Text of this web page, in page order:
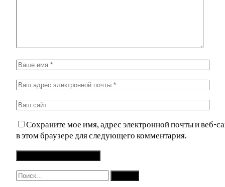
Сохраните мое имя, адрес электронной почты и веб-
в этом браузере для следующего комментария.